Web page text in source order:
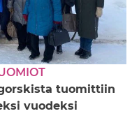
tuomittiin
vuodeksi